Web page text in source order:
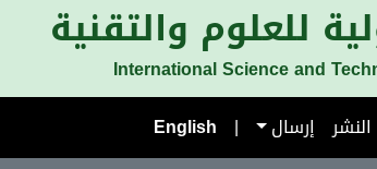
للعلوم والتقنية
International Science and
إرسال |
English